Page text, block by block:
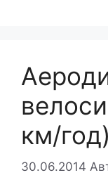
км/год)
30.06.2014